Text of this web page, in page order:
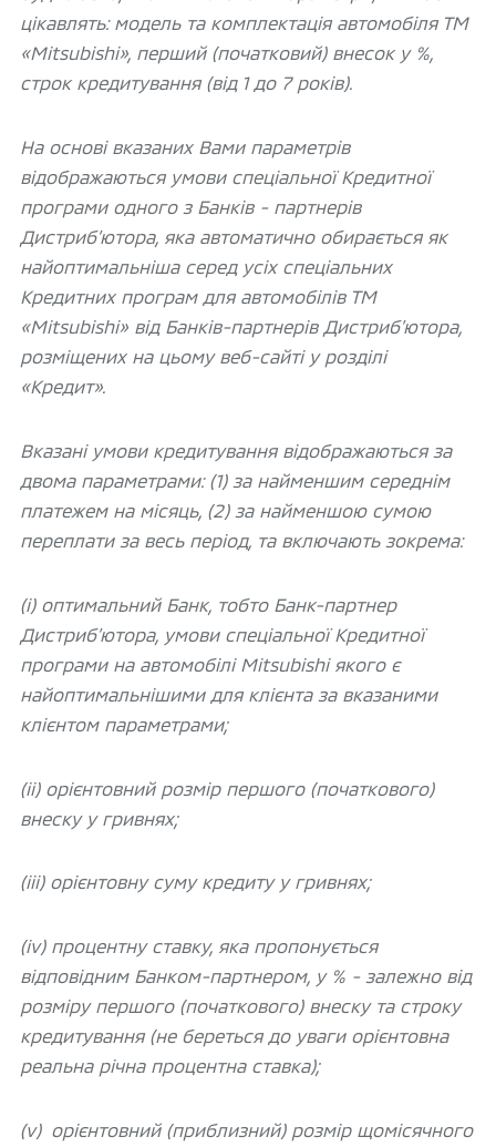
цікавлять: модель та комплектація автомобіля ТМ
«Mitsubishi», перший (початковий) внесок у %,
строк кредитування (від 1 до 7 років).
На основі вказаних Вами параметрів
відображаються умови спеціальної Кредитної
програми одного з Банків - партнерів
Дистриб’ютора, яка автоматично обирається як
найоптимальніша серед усіх спеціальних
Кредитних програм для автомобілів ТМ
«Mitsubishi» від Банків-партнерів Дистриб’ютора,
розміщених на цьому веб-сайті у розділі
«Кредит».
Вказані умови кредитування відображаються за
двома параметрами: (1) за найменшим середнім
платежем на місяць, (2) за найменшою сумою
переплати за весь період, та включають зокрема:
(і) оптимальний Банк, тобто Банк-партнер
Дистриб’ютора, умови спеціальної Кредитної
програми на автомобілі Mitsubishi якого є
найоптимальнішими для клієнта за вказаними
клієнтом параметрами;
(іі) орієнтовний розмір першого (початкового)
внеску у гривнях;
(ііі) орієнтовну суму кредиту у гривнях;
(іv) процентну ставку, яка пропонується
відповідним Банком-партнером, у % - залежно від
розміру першого (початкового) внеску та строку
кредитування (не береться до уваги орієнтовна
реальна річна процентна ставка);
(v) орієнтовний (приблизний) розмір щомісячного